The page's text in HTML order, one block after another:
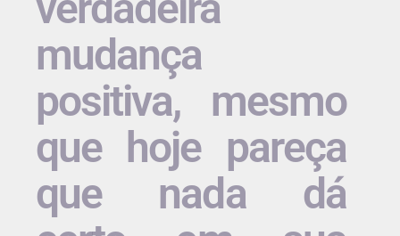
mudança
positiva, mesmo
que hoje pareça
que nada dá